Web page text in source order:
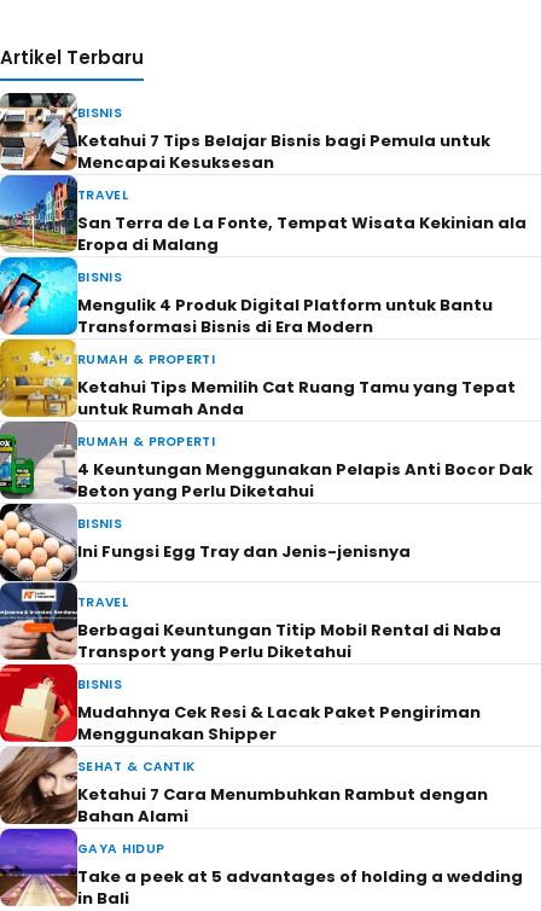
Artikel Terbaru
BISNIS
Ketahui 7 Tips Belajar Bisnis bagi Pemula untuk
Mencapai Kesuksesan
TRAVEL
San Terra de La Fonte, Tempat Wisata Kekinian ala
Eropa di Malang
BISNIS
Mengulik 4 Produk Digital Platform untuk Bantu
Transformasi Bisnis di Era Modern
RUMAH & PROPERTI
Ketahui Tips Memilih Cat Ruang Tamu yang Tepat
untuk Rumah Anda
RUMAH & PROPERTI
4 Keuntungan Menggunakan Pelapis Anti Bocor Dak
Beton yang Perlu Diketahui
BISNIS
Ini Fungsi Egg Tray dan Jenis-jenisnya
TRAVEL
Berbagai Keuntungan Titip Mobil Rental di Naba
Transport yang Perlu Diketahui
BISNIS
Mudahnya Cek Resi & Lacak Paket Pengiriman
Menggunakan Shipper
SEHAT & CANTIK
Ketahui 7 Cara Menumbuhkan Rambut dengan
Bahan Alami
GAYA HIDUP
Take a peek at 5 advantages of holding a wedding
in Bali